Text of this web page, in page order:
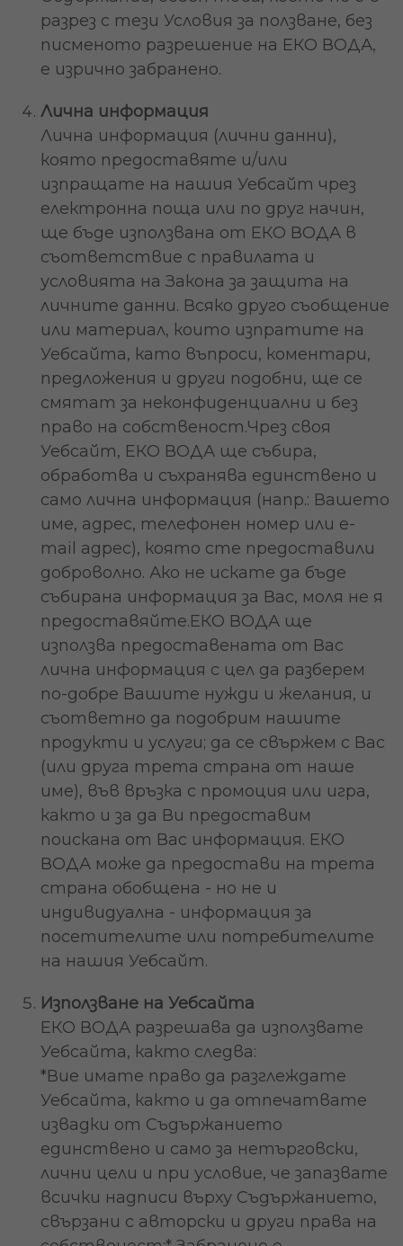
разрез с тези Условия за ползване, без
писменото разрешение на ЕКО ВОДА,
е изрично забранено.
Лична информация
Лична информация (лични данни),
която предоставяте и/или
изпращате на нашия Уебсайт чрез
електронна поща или по друг начин,
ще бъде използвана от ЕКО ВОДА в
съответствие с правилата и
условията на Закона за защита на
личните данни. Всяко друго съобщение
или материал, които изпратите на
Уебсайта, като въпроси, коментари,
предложения и други подобни, ще се
смятат за неконфиденциални и без
право на собственост.Чрез своя
Уебсайт, ЕКО ВОДА ще събира,
обработва и съхранява единствено и
само лична информация (напр.: Вашето
име, адрес, телефонен номер или e-
mail адрес), която сте предоставили
доброволно. Ако не искате да бъде
събирана информация за Вас, моля не я
предоставяйте.ЕКО ВОДА ще
използва предоставената от Вас
лична информация с цел да разберем
по-добре Вашите нужди и желания, и
съответно да подобрим нашите
продукти и услуги; да се свържем с Вас
(или друга трета страна от наше
име), във връзка с промоция или игра,
както и за да Ви предоставим
поискана от Вас информация. ЕКО
ВОДА може да предостави на трета
страна обобщена - но не и
индивидуална - информация за
посетителите или потребителите
на нашия Уебсайт.
Използване на Уебсайта
ЕКО ВОДА разрешава да използвате
Уебсайта, както следва:
*Вие имате право да разглеждате
Уебсайта, както и да отпечатвате
извадки от Съдържанието
единствено и само за нетърговски,
лични цели и при условие, че запазвате
всички надписи върху Съдържанието,
свързани с авторски и други права на